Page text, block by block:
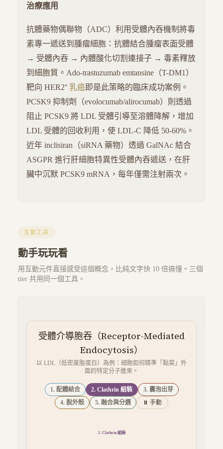
治療應用
抗體藥物偶聯物（ADC）利用受體內吞機制將毒
素專一遞送到腫瘤細胞：抗體結合腫瘤表面受體
→ 受體內吞 → 內體酸化切割連接子 → 毒素釋放
到細胞質。Ado-trastuzumab emtansine（T-DM1）
靶向 HER2⁺ 乳癌即是此策略的臨床成功案例。
PCSK9 抑制劑（evolocumab/alirocumab）則透過
阻止 PCSK9 將 LDL 受體引導至溶體降解，增加
LDL 受體的回收利用，使 LDL-C 降低 50-60%。
近年 inclisiran（siRNA 藥物）透過 GalNAc 結合
ASGPR 進行肝細胞特異性受體內吞遞送，在肝
臟中沉默 PCSK9 mRNA，每年僅需注射兩次。
互動工具
動手玩玩看
用互動元件直接感受這個概念，比純文字快 10 倍搞懂。三個
tier 共用同一個工具。
受體介導胞吞（Receptor-Mediated
Endocytosis）
以 LDL（低密度脂蛋白）為例：細胞如何精準「點菜」外
面的特定分子進來。
1. 配體結合 2. Clathrin 組裝
3. 囊泡出芽
4. 脫外殼
5. 融合與分選 ⏸ 手動
3. 囊泡出芽